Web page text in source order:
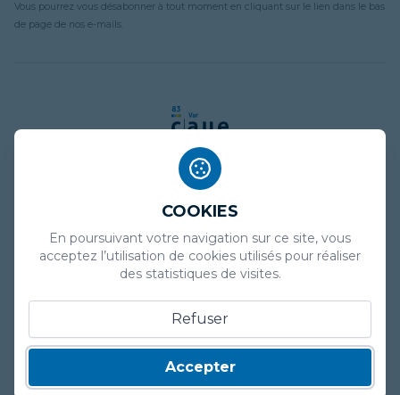
Vous pourrez vous désabonner à tout moment en cliquant sur le lien dans le bas
de page de nos e-mails.
Politique de confidentialité
Marchés publics
Presse
Contact
COOKIES
En poursuivant votre navigation sur ce site, vous
acceptez l’utilisation de cookies utilisés pour réaliser
des statistiques de visites.
Refuser
Accepter